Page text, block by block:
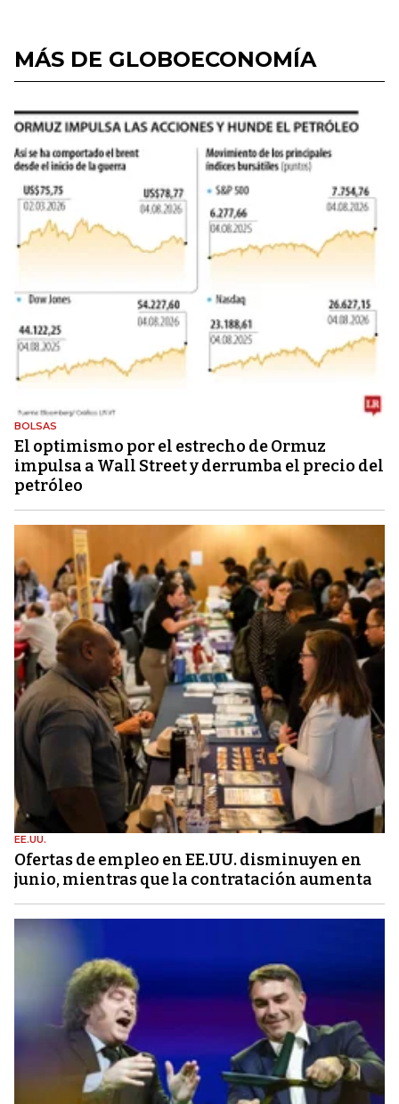
MÁS DE GLOBOECONOMÍA
BOLSAS
El optimismo por el estrecho de Ormuz
impulsa a Wall Street y derrumba el precio del
petróleo
EE.UU.
Ofertas de empleo en EE.UU. disminuyen en
junio, mientras que la contratación aumenta